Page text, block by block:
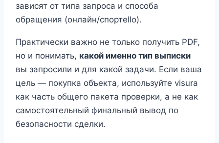
зависят от типа запроса и способа
обращения (онлайн/спортello).
Практически важно не только получить PDF,
но и понимать, какой именно тип выписки
вы запросили и для какой задачи. Если ваша
цель — покупка объекта, используйте visura
как часть общего пакета проверки, а не как
самостоятельный финальный вывод по
безопасности сделки.